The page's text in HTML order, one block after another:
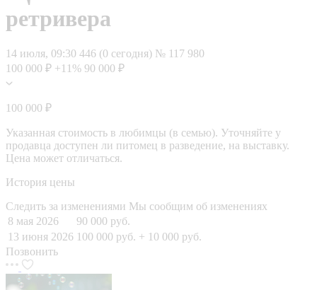
ретривера
14 июля, 09:30 446 (0 сегодня) № 117 980
100 000 ₽ +11% 90 000 ₽
100 000 ₽
Указанная стоимость в любимцы (в семью). Уточняйте у
продавца доступен ли питомец в разведение, на выставку.
Цена может отличаться.
История цены
Следить за изменениями Мы сообщим об изменениях
8 мая 2026
90 000 руб.
13 июня 2026 100 000 руб. + 10 000 руб.
Позвонить